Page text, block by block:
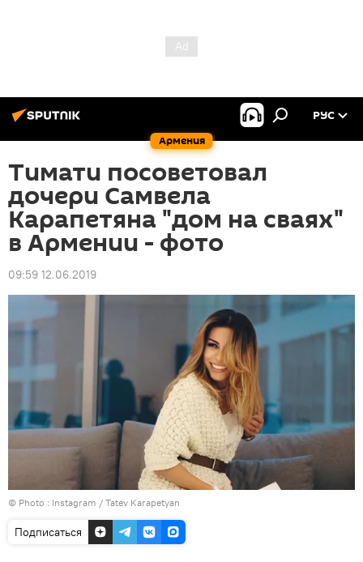
Армения
РУС
Тимати посоветовал
дочери Самвела
Карапетяна "дом на сваях"
в Армении - фото
09:59 12.06.2019
© Photo : Instagram / Tatev Karapetyan
Подписаться